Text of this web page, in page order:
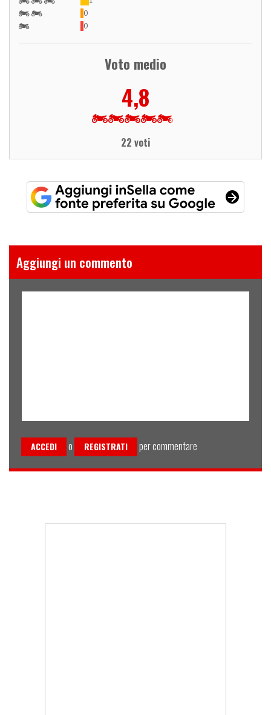
0
0
Voto medio
4,8
22 voti
Aggiungi un commento
ACCEDI o REGISTRATI per commentare